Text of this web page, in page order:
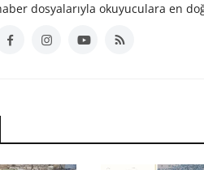
dosyalarıyla okuyuculara en